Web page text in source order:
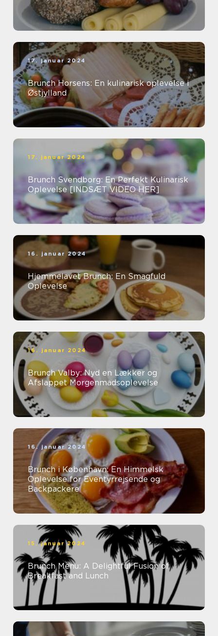
17. januar 2024
Brunch Horsens: En kulinarisk oplevelse i
Østjylland
17. januar 2024
Brunch Svendborg: En Perfekt Kulinarisk
Oplevelse [INDSÆT VIDEO HER]
16. januar 2024
Hjemmelavet Brunch: En Smagfuld
Oplevelse
16. januar 2024
Brunch Valby: Nyd en Lækker og
Afslappet Morgenmadsoplevelse
16. januar 2024
Brunch i København: En Himmelsk
Oplevelse for Eventyrrejsende og
Backpackere
15. januar 2024
Brunch Menu: A Delightful Fusion of
Breakfast and Lunch